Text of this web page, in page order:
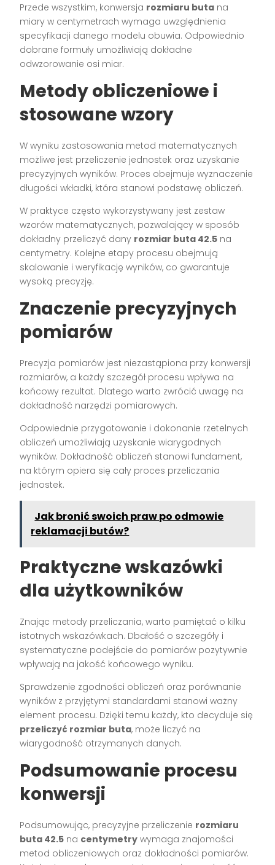
Przede wszystkim, konwersja rozmiaru buta na
miary w centymetrach wymaga uwzględnienia
specyfikacji danego modelu obuwia. Odpowiednio
dobrane formuły umożliwiają dokładne
odwzorowanie osi miar.
Metody obliczeniowe i
stosowane wzory
W wyniku zastosowania metod matematycznych
możliwe jest przeliczenie jednostek oraz uzyskanie
precyzyjnych wyników. Proces obejmuje wyznaczenie
długości wkładki, która stanowi podstawę obliczeń.
W praktyce często wykorzystywany jest zestaw
wzorów matematycznych, pozwalający w sposób
dokładny przeliczyć dany rozmiar buta 42.5 na
centymetry. Kolejne etapy procesu obejmują
skalowanie i weryfikację wyników, co gwarantuje
wysoką precyzję.
Znaczenie precyzyjnych
pomiarów
Precyzja pomiarów jest niezastąpiona przy konwersji
rozmiarów, a każdy szczegół procesu wpływa na
końcowy rezultat. Dlatego warto zwrócić uwagę na
dokładność narzędzi pomiarowych.
Odpowiednie przygotowanie i dokonanie rzetelnych
obliczeń umożliwiają uzyskanie wiarygodnych
wyników. Dokładność obliczeń stanowi fundament,
na którym opiera się cały proces przeliczania
jednostek.
Jak bronić swoich praw po odmowie
reklamacji butów?
Praktyczne wskazówki
dla użytkowników
Znając metody przeliczania, warto pamiętać o kilku
istotnych wskazówkach. Dbałość o szczegóły i
systematyczne podejście do pomiarów pozytywnie
wpływają na jakość końcowego wyniku.
Sprawdzenie zgodności obliczeń oraz porównanie
wyników z przyjętymi standardami stanowi ważny
element procesu. Dzięki temu każdy, kto decyduje się
przeliczyć rozmiar buta, może liczyć na
wiarygodność otrzymanych danych.
Podsumowanie procesu
konwersji
Podsumowując, precyzyjne przeliczenie rozmiaru
buta 42.5 na centymetry wymaga znajomości
metod obliczeniowych oraz dokładności pomiarów.